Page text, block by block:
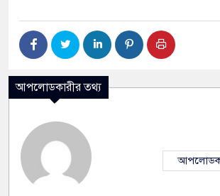
আপলোডকারীর তথ্য